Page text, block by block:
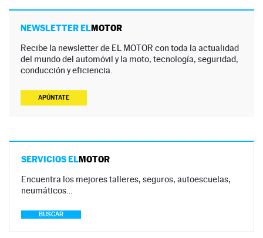
NEWSLETTER ELMOTOR
Recibe la newsletter de EL MOTOR con toda la actualidad
del mundo del automóvil y la moto, tecnología, seguridad,
conducción y eficiencia.
APÚNTATE
SERVICIOS ELMOTOR
Encuentra los mejores talleres, seguros, autoescuelas,
neumáticos…
BUSCAR